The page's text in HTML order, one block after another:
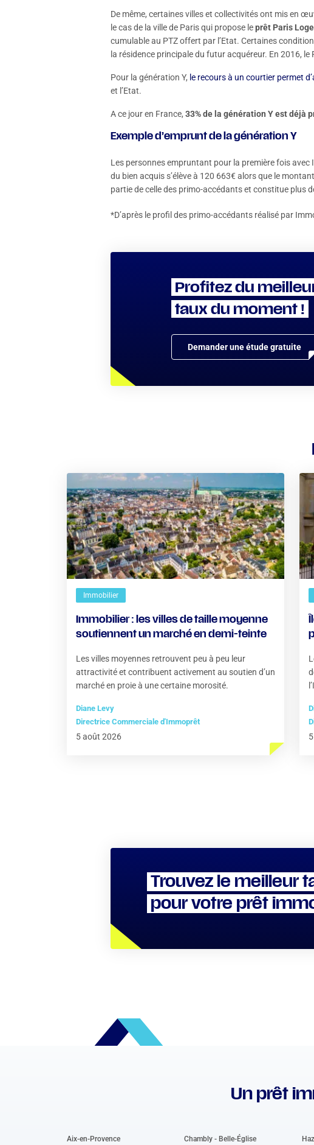
De même, certaines villes et collectivités ont mis en
le cas de la ville de Paris qui propose leprêt Paris
cumulable au PTZ offert par l’Etat. Certaines
la résidence principale du futur acquéreur. En 2016, le
Pour la génération Y, le recours à un courtier permet
et l’Etat.
A ce jour en France, 33% de la génération Y est déjà
Exemple d’emprunt de la génération Y
Les personnes empruntant pour la première fois
du bien acquis s’élève à 120 663€ alors que le
partie de celle des primo-accédants et constitue plus
*D’après le profil des primo-accédants réalisé par
Profitez du
taux du moment !
Demander une étude gratuite
Immobilier
Immobilier : les villes de taille moyenne
soutiennent un marché en demi-teinte
Les villes moyennes retrouvent peu à peu leur
attractivité et contribuent activement au soutien d’un
marché en proie à une certaine morosité.
Diane Levy
Directrice Commerciale d'Immoprêt
5 août 2026
Trouvez le meilleur
pour votre prêt
Un prêt
Aix-en-Provence Chambly - Belle-Église